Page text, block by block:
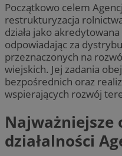
Początkowo celem
restrukturyzacja
działa jako akredytowana
odpowiadając za
przeznaczonych na
wiejskich. Jej zadania
bezpośrednich oraz
wspierających rozwój
Najważniejsze
działalności